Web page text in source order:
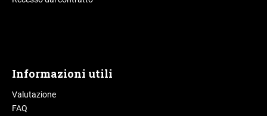
Informazioni utili
Valutazione
FAQ